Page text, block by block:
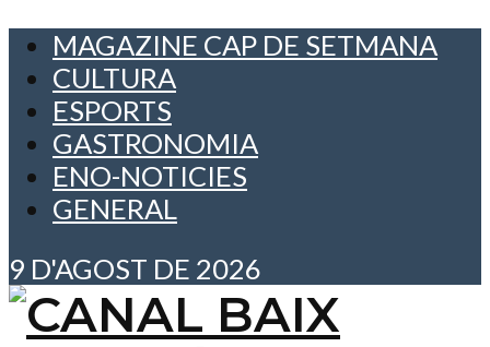
MAGAZINE CAP DE SETMANA
CULTURA
ESPORTS
GASTRONOMIA
ENO-NOTICIES
GENERAL
9 D'AGOST DE 2026